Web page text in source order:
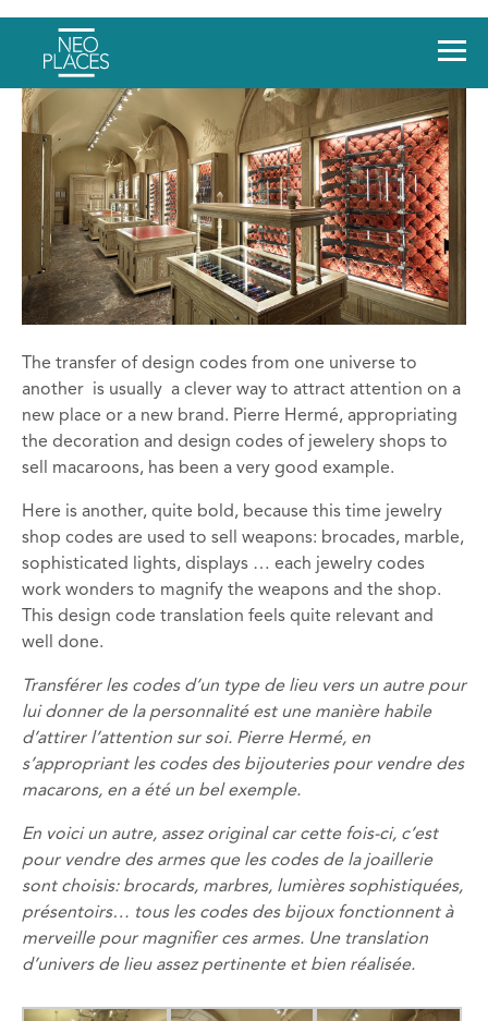
The transfer of design codes from one universe to
another is usually a clever way to attract attention on a
new place or a new brand. Pierre Hermé, appropriating
the decoration and design codes of jewelery shops to
sell macaroons, has been a very good example.
Here is another, quite bold, because this time jewelry
shop codes are used to sell weapons: brocades, marble,
sophisticated lights, displays … each jewelry codes
work wonders to magnify the weapons and the shop.
This design code translation feels quite relevant and
well done.
Transférer les codes d’un type de lieu vers un autre pour
lui donner de la personnalité est une manière habile
d’attirer l’attention sur soi. Pierre Hermé, en
s’appropriant les codes des bijouteries pour vendre des
macarons, en a été un bel exemple.
En voici un autre, assez original car cette fois-ci, c’est
pour vendre des armes que les codes de la joaillerie
sont choisis: brocards, marbres, lumières sophistiquées,
présentoirs… tous les codes des bijoux fonctionnent à
merveille pour magnifier ces armes. Une translation
d’univers de lieu assez pertinente et bien réalisée.